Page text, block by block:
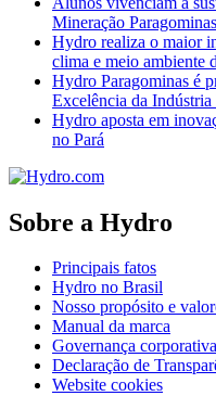
Mineração Paragominas
Hydro realiza o maior
clima e meio ambiente
Hydro Paragominas é
Excelência da
Hydro aposta em
no Pará
Sobre a Hydro
Principais fatos
Hydro no Brasil
Nosso propósito e
Manual da marca
Governança corporativa
Declaração de
Website cookies